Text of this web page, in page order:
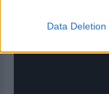
Data Deletion